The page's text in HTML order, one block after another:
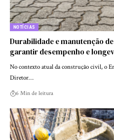
NOTÍCIAS
Durabilidade e manutenção
garantir desempenho e
No contexto atual da construção civil, o
Diretor…
6 Min de leitura